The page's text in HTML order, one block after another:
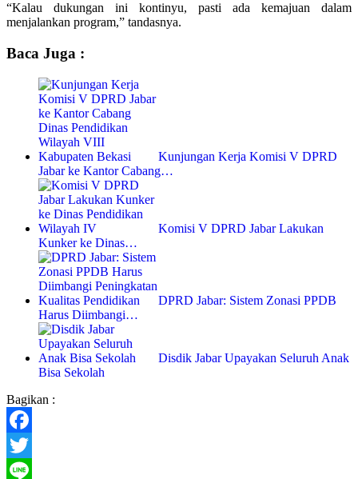
“Kalau dukungan ini kontinyu, pasti ada kemajuan dalam
menjalankan program,” tandasnya.
Baca Juga :
Kunjungan Kerja Komisi V DPRD
Jabar ke Kantor Cabang…
Komisi V DPRD Jabar Lakukan
Kunker ke Dinas…
DPRD Jabar: Sistem Zonasi PPDB
Harus Diimbangi…
Disdik Jabar Upayakan Seluruh Anak
Bisa Sekolah
Bagikan :
Facebook
Twitter